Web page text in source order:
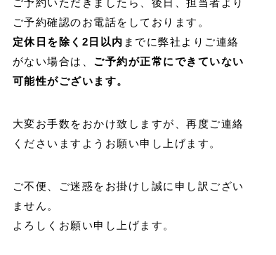
ご予約いただきましたら、後日、担当者より
ご予約確認のお電話をしております。
定休日を除く2日以内 までに弊社よりご連絡
がない場合は、 ご予約が正常にできていない
可能性がございます。
大変お手数をおかけ致しますが、再度ご連絡
くださいますようお願い申し上げます。
ご不便、ご迷惑をお掛けし誠に申し訳ござい
ません。
よろしくお願い申し上げます。